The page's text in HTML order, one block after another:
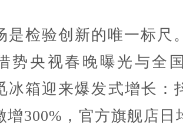
检验创新的唯一标尺
势央视春晚曝光与全
冰箱迎来爆发式增长：
增300%，官方旗舰店日